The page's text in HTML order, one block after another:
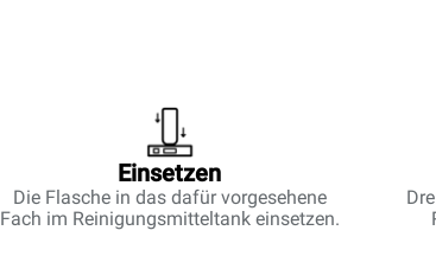
Einsetzen
Die Flasche in das dafür vorgesehene
Fach im Reinigungsmitteltank einsetzen.